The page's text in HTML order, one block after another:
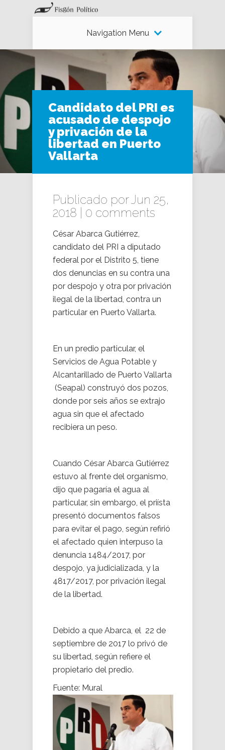
Navigation Menu
Candidato del PRI es
acusado de despojo
y privación de la
libertad en Puerto
Vallarta
Publicado por Jun 25,
2018 | 0 comments
César Abarca Gutiérrez,
candidato del PRI a diputado
federal por el Distrito 5, tiene
dos denuncias en su contra una
por despojo y otra por privación
ilegal de la libertad, contra un
particular en Puerto Vallarta.
En un predio particular, el
Servicios de Agua Potable y
Alcantarillado de Puerto Vallarta
(Seapal) construyó dos pozos,
donde por seis años se extrajo
agua sin que el afectado
recibiera un peso.
Cuando César Abarca Gutiérrez
estuvo al frente del organismo,
dijo que pagaría el agua al
particular, sin embargo, el priísta
presentó documentos falsos
para evitar el pago, según refirió
el afectado quien interpuso la
denuncia 1484/2017, por
despojo, ya judicializada, y la
4817/2017, por privación ilegal
de la libertad.
Debido a que Abarca, el 22 de
septiembre de 2017 lo privó de
su libertad, según refiere el
propietario del predio.
Fuente: Mural